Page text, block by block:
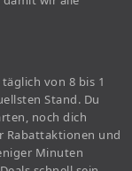
von 8 bis 1
Stand. Du
noch dich
Rabattaktionen und
Minuten